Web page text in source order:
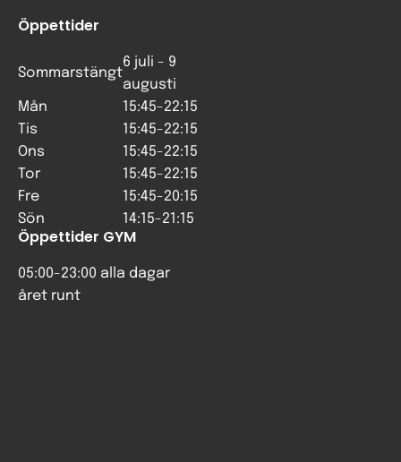
Öppettider
Sommarstängt
6 juli - 9
augusti
Mån
15:45-22:15
Tis
15:45-22:15
Ons
15:45-22:15
Tor
15:45-22:15
Fre
15:45-20:15
Sön
14:15-21:15
Öppettider GYM
05:00-23:00 alla dagar
året runt